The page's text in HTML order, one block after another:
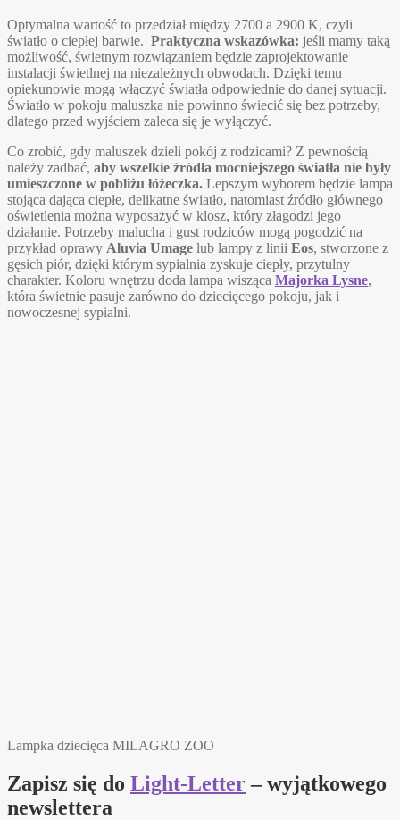
Optymalna wartość to przedział między 2700 a 2900 K, czyli
światło o ciepłej barwie. Praktyczna wskazówka: jeśli mamy taką
możliwość, świetnym rozwiązaniem będzie zaprojektowanie
instalacji świetlnej na niezależnych obwodach. Dzięki temu
opiekunowie mogą włączyć światła odpowiednie do danej sytuacji.
Światło w pokoju maluszka nie powinno świecić się bez potrzeby,
dlatego przed wyjściem zaleca się je wyłączyć.
Co zrobić, gdy maluszek dzieli pokój z rodzicami? Z pewnością
należy zadbać, aby wszelkie źródła mocniejszego światła nie były
umieszczone w pobliżu łóżeczka. Lepszym wyborem będzie lampa
stojąca dająca ciepłe, delikatne światło, natomiast źródło głównego
oświetlenia można wyposażyć w klosz, który złagodzi jego
działanie. Potrzeby malucha i gust rodziców mogą pogodzić na
przykład oprawy Aluvia Umage lub lampy z linii Eos, stworzone z
gęsich piór, dzięki którym sypialnia zyskuje ciepły, przytulny
charakter. Koloru wnętrzu doda lampa wisząca Majorka Lysne,
która świetnie pasuje zarówno do dziecięcego pokoju, jak i
nowoczesnej sypialni.
Lampka dziecięca MILAGRO ZOO
Zapisz się do Light-Letter – wyjątkowego
newslettera